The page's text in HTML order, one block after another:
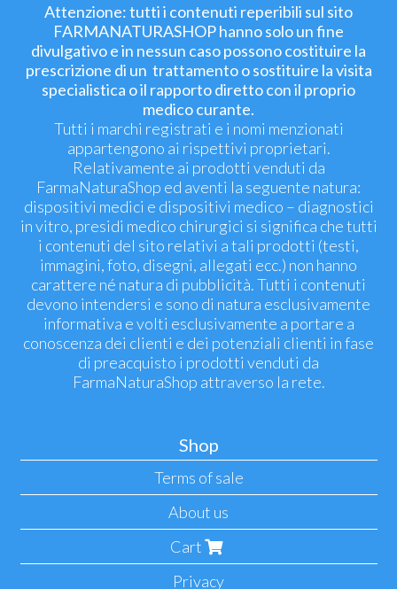
Attenzione: tutti i contenuti reperibili sul sito
FARMANATURASHOP hanno solo un fine
divulgativo e in nessun caso possono costituire la
prescrizione di un trattamento o sostituire la visita
specialistica o il rapporto diretto con il proprio
medico curante.
Tutti i marchi registrati e i nomi menzionati
appartengono ai rispettivi proprietari.
Relativamente ai prodotti venduti da
FarmaNaturaShop ed aventi la seguente natura:
dispositivi medici e dispositivi medico – diagnostici
in vitro, presidi medico chirurgici si significa che tutti
i contenuti del sito relativi a tali prodotti (testi,
immagini, foto, disegni, allegati ecc.) non hanno
carattere né natura di pubblicità. Tutti i contenuti
devono intendersi e sono di natura esclusivamente
informativa e volti esclusivamente a portare a
conoscenza dei clienti e dei potenziali clienti in fase
di preacquisto i prodotti venduti da
FarmaNaturaShop attraverso la rete.
Shop
Terms of sale
About us
Cart
Privacy